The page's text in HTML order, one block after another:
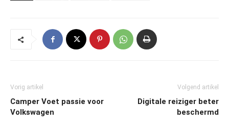
Vorig artikel
Camper Voet passie voor
Volkswagen
Volgend artikel
Digitale reiziger beter
beschermd